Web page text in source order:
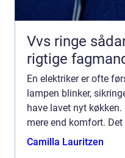
Vvs ringe sådan vælger du den
rigtige
En elektriker er ofte
lampen blinker,
have lavet nyt
mere end komfort.
økonomi og
Camilla Lauritzen